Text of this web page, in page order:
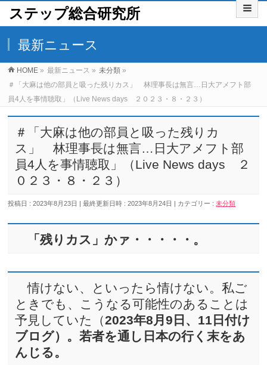
ステップ総合研究所
最新ニュース
HOME » 最新ニュース » 未分類 »
＃「大麻は他の部員と吸った残りカス」 林理事長は無言…日大アメフト部
員4人を事情聴取」（Live News days ２０２３・８・２３）
＃「大麻は他の部員と吸った残りカ
ス」 林理事長は無言…日大アメフト部
員4人を事情聴取」（Live News days ２
０２３・８・２３）
投稿日 : 2023年8月23日 最終更新日時 : 2023年8月24日 カテゴリー :未分類
「残りカス」かァ・・・・・。
情けない、といったら情けない。私ご
ときでも、こうなる可能性のあることは
予見していた（2023年8月9日、11日付け
ブログ）。若者を通し日本の行く末をあ
んじる 。